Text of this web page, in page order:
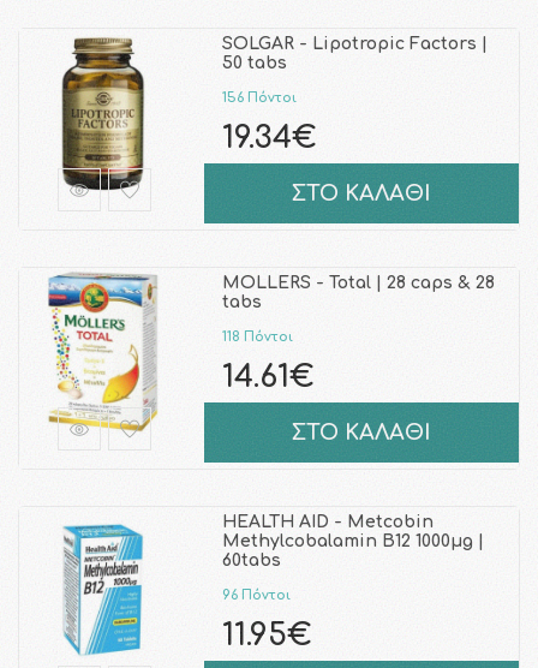
SOLGAR - Lipotropic Factors |
50 tabs
156 Πόντοι
19.34€
ΣΤΟ ΚΑΛΑΘΙ
MOLLERS - Total | 28 caps & 28
tabs
118 Πόντοι
14.61€
ΣΤΟ ΚΑΛΑΘΙ
HEALTH AID - Metcobin
Methylcobalamin B12 1000μg |
60tabs
96 Πόντοι
11.95€